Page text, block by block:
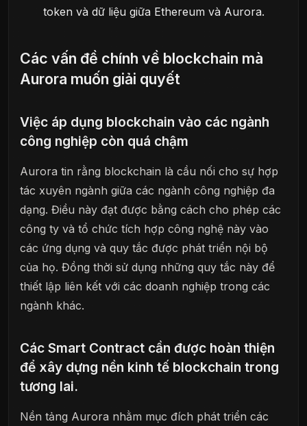
token và dữ liệu giữa Ethereum và Aurora.
Các vấn đề chính về blockchain mà
Aurora muốn giải quyết
Việc áp dụng blockchain vào các ngành
công nghiệp còn quá chậm
Aurora tin rằng blockchain là cầu nối cho sự hợp
tác xuyên ngành giữa các ngành công nghiệp đa
dạng. Điều này đạt được bằng cách cho phép các
công ty và tổ chức tích hợp công nghệ này vào
các ứng dụng và quy tắc được phát triển nội bộ
của họ. Đồng thời sử dụng những quy tắc này để
thiết lập liên kết với các doanh nghiệp trong các
ngành khác.
Các Smart Contract cần được hoàn thiện
để xây dựng nền kinh tế blockchain trong
tương lai.
Nền tảng Aurora nhằm mục đích phát triển các